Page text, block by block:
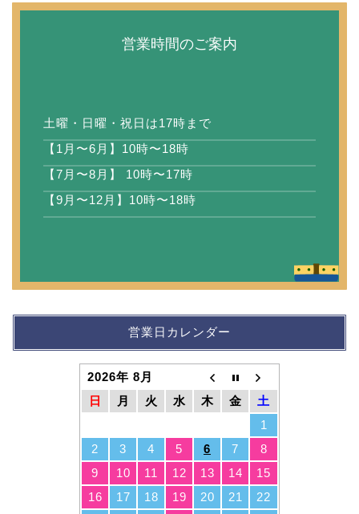
営業時間のご案内
土曜・日曜・祝日は17時まで
【1月〜6月】10時〜18時
【7月〜8月】 10時〜17時
【9月〜12月】10時〜18時
営業日カレンダー
2026年 8月
日
月 火 水 木 金
土
1
2
3 4 5 6 7
8
9
10 11 12 13 14
15
16
17 18 19 20 21 22